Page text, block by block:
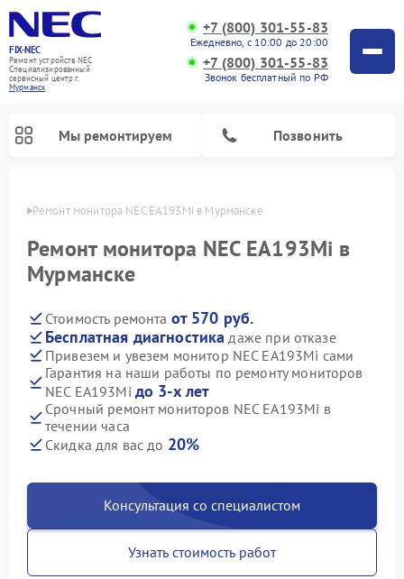
FIX-NEC
Ремонт устройств NEC
Специализированный
cервисный центр г.
Мурманск
+7 (800) 301-55-83
Ежедневно, с 10:00 до 20:00
+7 (800) 301-55-83
Звонок бесплатный по РФ
Мы ремонтируем Позвонить
Ремонт монитора NEC EA193Mi в Мурманске
Ремонт монитора NEC EA193Mi в
Мурманске
Стоимость ремонта от 570 руб.
Бесплатная диагностика даже при отказе
Привезем и увезем монитор NEC EA193Mi сами
Гарантия на наши работы по ремонту мониторов
NEC EA193Mi до 3-х лет
Срочный ремонт мониторов NEC EA193Mi в
течении часа
Скидка для вас до 20%
Консультация со специалистом
Узнать стоимость работ